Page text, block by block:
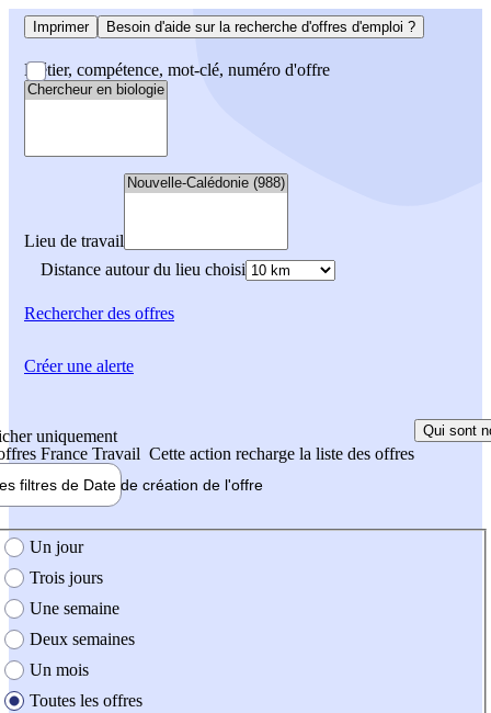
Imprimer Besoin d'aide sur la recherche d'offres d'emploi ?
Métier, compétence, mot-clé, numéro d'offre
Lieu de travail
Distance autour du lieu choisi
Rechercherdes offres
uniquement
France Travail Cette action recharge la liste des offres
Qui sont
filtres de Date de création de l'offre
création de l'offre
Un jour
Trois jours
Une semaine
Deux semaines
Un mois
Toutes les offres
Créer une alerte